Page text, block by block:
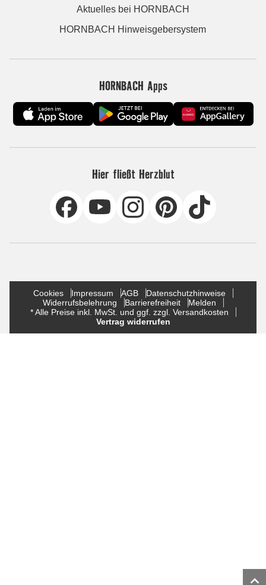
Aktuelles bei HORNBACH
HORNBACH Hinweisgebersystem
HORNBACH Apps
Hier fließt Herzblut
Cookies Impressum AGB
Datenschutzhinweise
Widerrufsbelehrung
Barrierefreiheit
Melden
* Alle Preise inkl. MwSt. und ggf. zzgl. Versandkosten
Vertrag widerrufen